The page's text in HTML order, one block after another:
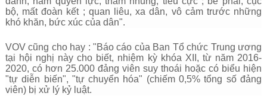
bộ, mất đoàn kết ; quan liêu, xa dân, vô cảm trước những
khó khăn, bức xúc của dân".
VOV cũng cho hay : "Báo cáo của Ban Tổ chức Trung ương
tại hội nghị này cho biết, nhiệm kỳ khóa XII, từ năm 2016-
2020, có hơn 25.000 đảng viên suy thoái hoặc có biểu hiện
"tự diễn biến", "tự chuyển hóa" (chiếm 0,5% tổng số đảng
viên) bị xử lý kỷ luật.